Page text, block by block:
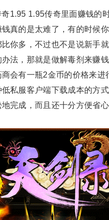
1.95 1.95传奇里面赚钱的
真的是太难了，有的时候
你多，不过也不是说新手
法，那就是做解毒剂来赚
会有一瓶2金币的价格来进
私服客户端下载成本的方
完成，而且还十分方便省